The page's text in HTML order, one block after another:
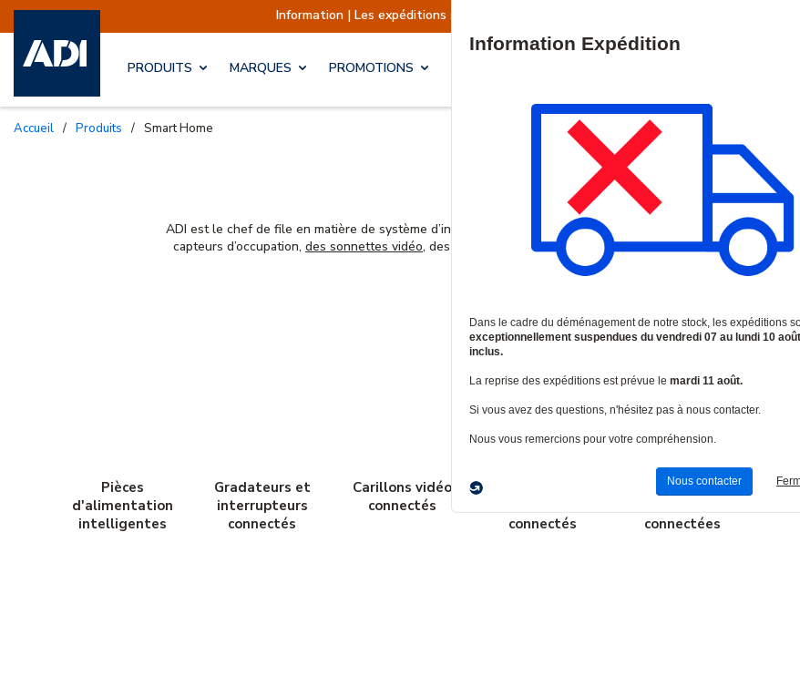
Information | Les expéditions sont actuellement suspendues
PRODUITS MARQUES PROMOTIONS
Accueil / Produits / Smart Home
Smart Home
ADI est le chef de file en matière de système d’intrusion et de domotique. Pour une sécurité connectée
capteurs d’occupation, des sonnettes vidéo, des commandes de porte de garage, des systèmes
haut-parleursd’intrusions à vos installations.
Pièces
d'alimentation
intelligentes
Gradateurs et
interrupteurs
connectés
Carillons vidéo
connectés
connectés
Ponts pour
connectées